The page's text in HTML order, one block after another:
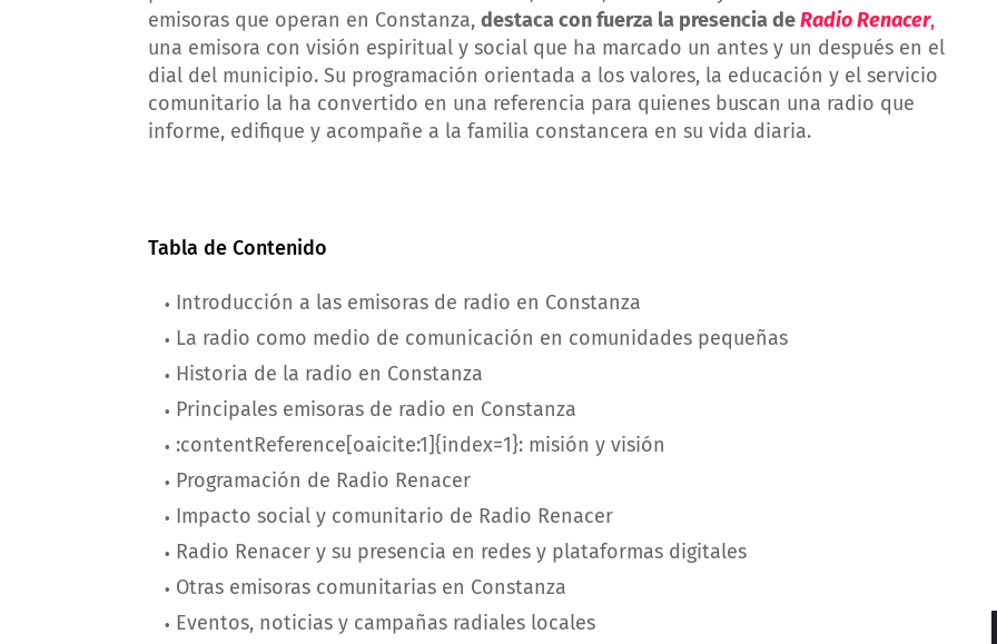
emisoras que operan en Constanza, destaca con fuerza la presencia deRadio Renacer,
una emisora con visión espiritual y social que ha marcado un antes y un después en el
dial del municipio. Su programación orientada a los valores, la educación y el servicio
comunitario la ha convertido en una referencia para quienes buscan una radio que
informe, edifique y acompañe a la familia constancera en su vida diaria.
Tabla de Contenido
Introducción a las emisoras de radio en Constanza
La radio como medio de comunicación en comunidades pequeñas
Historia de la radio en Constanza
Principales emisoras de radio en Constanza
:contentReference[oaicite:1]{index=1}: misión y visión
Programación de Radio Renacer
Impacto social y comunitario de Radio Renacer
Radio Renacer y su presencia en redes y plataformas digitales
Otras emisoras comunitarias en Constanza
Eventos, noticias y campañas radiales locales